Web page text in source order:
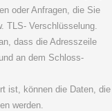
oder Anfragen, die Sie
TLS- Verschlüsselung.
dass die Adresszeile
an dem Schloss-
ist, können die Daten, die
werden.